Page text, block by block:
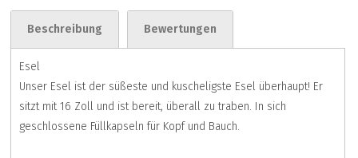
Beschreibung Bewertungen
Esel
Unser Esel ist der süßeste und kuscheligste Esel überhaupt! Er
sitzt mit 16 Zoll und ist bereit, überall zu traben. In sich
geschlossene Füllkapseln für Kopf und Bauch.